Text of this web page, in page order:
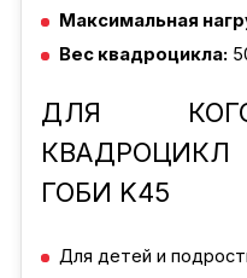
Максимальная
Вес квадроцикла:
ДЛЯ
ГОБИ K45
Для детей и